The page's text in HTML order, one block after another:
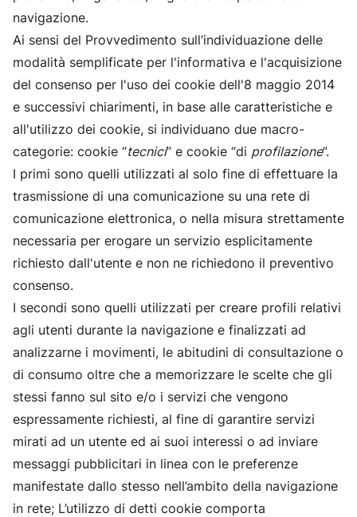
navigazione.
Ai sensi del Provvedimento sull’individuazione delle
modalità semplificate per l'informativa e l'acquisizione
del consenso per l'uso dei cookie dell'8 maggio 2014
e successivi chiarimenti, in base alle caratteristiche e
all'utilizzo dei cookie, si individuano due macro-
categorie: cookie “tecnici” e cookie “di profilazione”.
I primi sono quelli utilizzati al solo fine di effettuare la
trasmissione di una comunicazione su una rete di
comunicazione elettronica, o nella misura strettamente
necessaria per erogare un servizio esplicitamente
richiesto dall'utente e non ne richiedono il preventivo
consenso.
I secondi sono quelli utilizzati per creare profili relativi
agli utenti durante la navigazione e finalizzati ad
analizzarne i movimenti, le abitudini di consultazione o
di consumo oltre che a memorizzare le scelte che gli
stessi fanno sul sito e/o i servizi che vengono
espressamente richiesti, al fine di garantire servizi
mirati ad un utente ed ai suoi interessi o ad inviare
messaggi pubblicitari in linea con le preferenze
manifestate dallo stesso nell’ambito della navigazione
in rete; L’utilizzo di detti cookie comporta